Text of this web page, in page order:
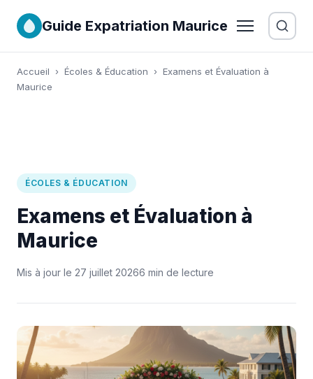
Guide Expatriation Maurice
Accueil › Écoles & Éducation › Examens et Évaluation à
Maurice
ÉCOLES & ÉDUCATION
Examens et Évaluation à
Maurice
Mis à jour le 27 juillet 20266 min de lecture